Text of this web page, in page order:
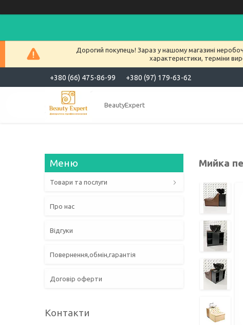
Дорогий покупець! Зараз у нашому магазині
характеристики, терміни
+380 (66) 475-86-99 +380 (97) 179-63-62
BeautyExpert
Мийка
Товари та послуги
Про нас
Відгуки
Повернення,обмін,гарантія
Договір оферти
Контакти